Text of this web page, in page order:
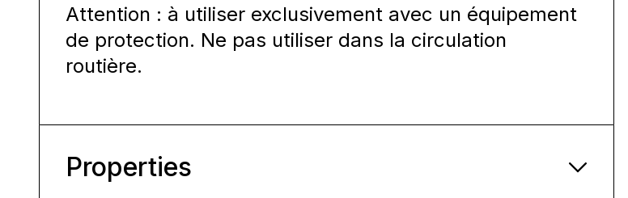
Attention : à utiliser exclusivement avec un équipement
de protection. Ne pas utiliser dans la circulation
routière.
Properties